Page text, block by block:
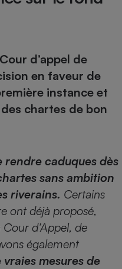
d’appel de
en faveur de
instance et
chartes de bon
caduques dès
sans ambition
riverains. Certains
ont déjà proposé,
d’Appel, de
également
mesures de
Robot ménager